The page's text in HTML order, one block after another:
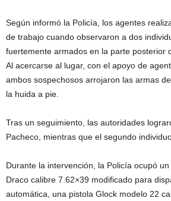
Según informó la Policía, los agentes
de trabajo cuando observaron a dos
fuertemente armados en la parte posterior
Al acercarse al lugar, con el apoyo de
ambos sospechosos arrojaron las armas
la huida a pie.
Tras un seguimiento, las autoridades
Pacheco, mientras que el segundo
Durante la intervención, la Policía ocupó
Draco calibre 7.62×39 modificado para
automática, una pistola Glock modelo 22